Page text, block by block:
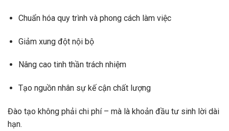
Chuẩn hóa quy trình và phong cách làm việc
Giảm xung đột nội bộ
Nâng cao tinh thần trách nhiệm
Tạo nguồn nhân sự kế cận chất lượng
Đào tạo không phải chi phí – mà là khoản đầu tư sinh lời dài
hạn.